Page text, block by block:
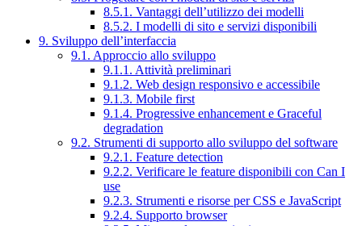
8.5.1. Vantaggi dell’utilizzo dei modelli
8.5.2. I modelli di sito e servizi disponibili
9. Sviluppo dell’interfaccia
9.1. Approccio allo sviluppo
9.1.1. Attività preliminari
9.1.2. Web design responsivo e accessibile
9.1.3. Mobile first
9.1.4. Progressive enhancement e Graceful
degradation
9.2. Strumenti di supporto allo sviluppo del software
9.2.1. Feature detection
9.2.2. Verificare le feature disponibili con Can I
use
9.2.3. Strumenti e risorse per CSS e JavaScript
9.2.4. Supporto browser